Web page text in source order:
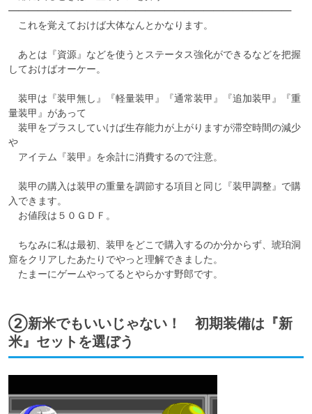
―――――――――――――――――――――――――――――
これを覚えておけば大体なんとかなります。
あとは『資源』などを使うとステータス強化ができるなどを把握
しておけばオーケー。
装甲は『装甲無し』『軽量装甲』『通常装甲』『追加装甲』『重
量装甲』があって
装甲をプラスしていけば生存能力が上がりますが滞空時間の減少
や
アイテム『装甲』を余計に消費するので注意。
装甲の購入は装甲の重量を調節する項目と同じ『装甲調整』で購
入できます。
お値段は５０ＧＤＦ。
ちなみに私は最初、装甲をどこで購入するのか分からず、琥珀洞
窟をクリアしたあたりでやっと理解できました。
たまーにゲームやってるとやらかす野郎です。
②新米でもいいじゃない！ 初期装備は『新
米』セットを選ぼう